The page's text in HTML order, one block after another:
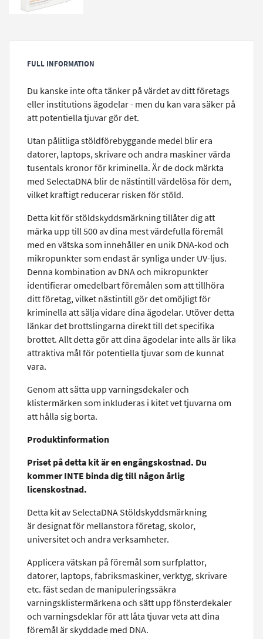
FULL INFORMATION
Du kanske inte ofta tänker på värdet av ditt företags
eller institutions ägodelar - men du kan vara säker på
att potentiella tjuvar gör det.
Utan pålitliga stöldförebyggande medel blir era
datorer, laptops, skrivare och andra maskiner värda
tusentals kronor för kriminella. Är de dock märkta
med SelectaDNA blir de nästintill värdelösa för dem,
vilket kraftigt reducerar risken för stöld.
Detta kit för stöldskyddsmärkning tillåter dig att
märka upp till 500 av dina mest värdefulla föremål
med en vätska som innehåller en unik DNA-kod och
mikropunkter som endast är synliga under UV-ljus.
Denna kombination av DNA och mikropunkter
identifierar omedelbart föremålen som att tillhöra
ditt företag, vilket nästintill gör det omöjligt för
kriminella att sälja vidare dina ägodelar. Utöver detta
länkar det brottslingarna direkt till det specifika
brottet. Allt detta gör att dina ägodelar inte alls är lika
attraktiva mål för potentiella tjuvar som de kunnat
vara.
Genom att sätta upp varningsdekaler och
klistermärken som inkluderas i kitet vet tjuvarna om
att hålla sig borta.
Produktinformation
Priset på detta kit är en engångskostnad. Du
kommer INTE binda dig till någon årlig
licenskostnad.
Detta kit av SelectaDNA Stöldskyddsmärkning
är designat för mellanstora företag, skolor,
universitet och andra verksamheter.
Applicera vätskan på föremål som surfplattor,
datorer, laptops, fabriksmaskiner, verktyg, skrivare
etc. fäst sedan de manipuleringssäkra
varningsklistermärkena och sätt upp fönsterdekaler
och varningsdeklar för att låta tjuvar veta att dina
föremål är skyddade med DNA.